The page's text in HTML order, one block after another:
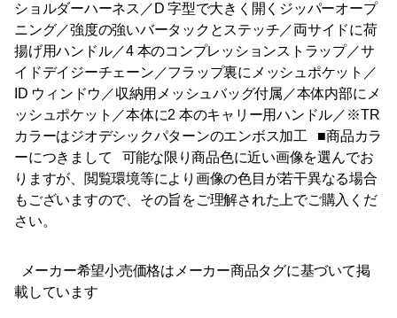
ショルダーハーネス／D 字型で大きく開くジッパーオープ
ニング／強度の強いバータックとステッチ／両サイドに荷
揚げ用ハンドル／4 本のコンプレッションストラップ／サ
イドデイジーチェーン／フラップ裏にメッシュポケット／
ID ウィンドウ／収納用メッシュバッグ付属／本体内部にメ
ッシュポケット／本体に2 本のキャリー用ハンドル／※TR
カラーはジオデシックパターンのエンボス加工 ■商品カラ
ーにつきまして 可能な限り商品色に近い画像を選んでお
りますが、閲覧環境等により画像の色目が若干異なる場合
もございますので、その旨をご理解された上でご購入くだ
さい。
メーカー希望小売価格はメーカー商品タグに基づいて掲
載しています